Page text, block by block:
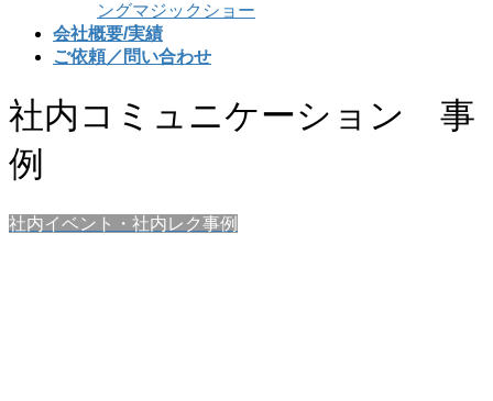
ングマジックショー
会社概要/実績
ご依頼／問い合わせ
社内コミュニケーション 事
例
社内イベント・社内レク事例